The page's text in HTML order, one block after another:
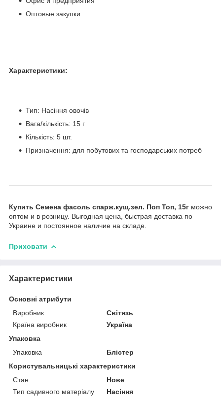
Оптовые закупки
Характеристики:
Тип: Насіння овочів
Вага/кількість: 15 г
Кількість: 5 шт.
Призначення: для побутових та господарських потреб
Купить Семена фасоль спарж.кущ.зел. Поп Топ, 15г можно
оптом и в розницу. Выгодная цена, быстрая доставка по
Украине и постоянное наличие на складе.
Приховати
Характеристики
Основні атрибути
Виробник
Світязь
Країна виробник
Україна
Упаковка
Упаковка
Блістер
Користувальницькі характеристики
Стан
Нове
Тип садивного матеріалу
Насіння